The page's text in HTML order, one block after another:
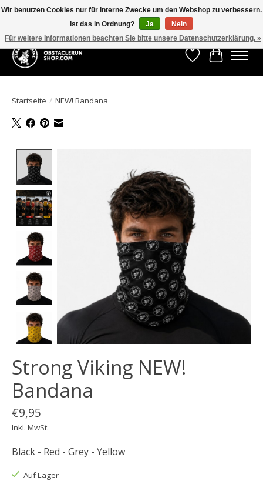
All the gear you need for your Strong Viking Obstacle Run!
Wunschzettel
Ihr
Startseite / NEW! Bandana
Strong Viking NEW!
Bandana
€9,95
Inkl. MwSt.
Black - Red - Grey - Yellow
Auf Lager
Wir benutzen Cookies nur für interne Zwecke um den Webshop zu verbessern.
Ist das in Ordnung?
Ja
Nein
Für weitere Informationen beachten Sie bitte unsere Datenschutzerklärung. »